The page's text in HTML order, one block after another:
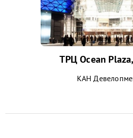
ТРЦ Ocean
КАН